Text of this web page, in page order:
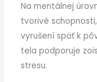
Na mentálnej
tvorivé
vyrušení späť k
tela podporuje
stresu.